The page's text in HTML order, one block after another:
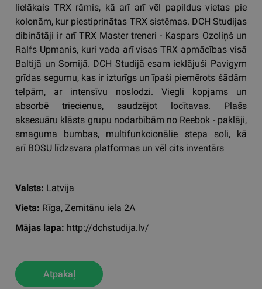
lielākais TRX rāmis, kā arī arī vēl papildus vietas pie
kolonām, kur piestiprinātas TRX sistēmas. DCH Studijas
dibinātāji ir arī TRX Master treneri - Kaspars Ozoliņš un
Ralfs Upmanis, kuri vada arī visas TRX apmācības visā
Baltijā un Somijā. DCH Studijā esam ieklājuši Pavigym
grīdas segumu, kas ir izturīgs un īpaši piemērots šādām
telpām, ar intensīvu noslodzi. Viegli kopjams un
absorbē triecienus, saudzējot locītavas. Plašs
aksesuāru klāsts grupu nodarbībām no Reebok - paklāji,
smaguma bumbas, multifunkcionālie stepa soli, kā
arī BOSU līdzsvara platformas un vēl cits inventārs
Valsts: Latvija
Vieta: Rīga, Zemitānu iela 2A
Mājas lapa: http://dchstudija.lv/
Atpakaļ